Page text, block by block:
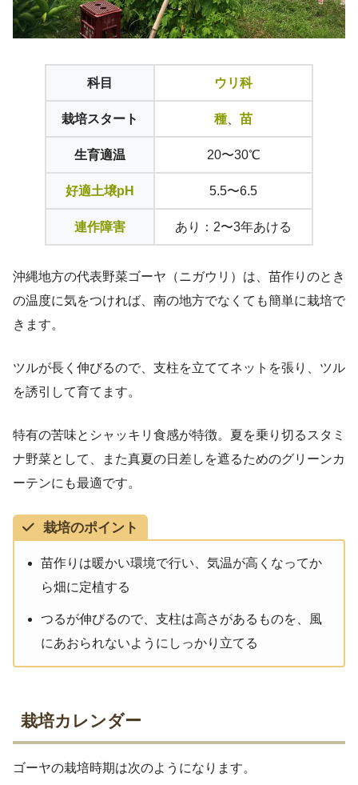
科目 ウリ科
栽培スタート 種 苗
生育適温 20〜30℃
好適土壌pH 5.5〜6.5
連作障害 あり：2〜3年あける
沖縄地方の代表野菜ゴーヤ（ニガウリ）は、苗作りのとき
の温度に気をつければ、南の地方でなくても簡単に栽培で
きます。
ツルが長く伸びるので、支柱を立ててネットを張り、ツル
を誘引して育てます。
特有の苦味とシャッキリ食感が特徴。夏を乗り切るスタミ
ナ野菜として、また真夏の日差しを遮るためのグリーンカ
ーテンにも最適です。
栽培のポイント
苗作りは暖かい環境で行い、気温が高くなってか
ら畑に定植する
つるが伸びるので、支柱は高さがあるものを、風
にあおられないようにしっかり立てる
栽培カレンダー
ゴーヤの栽培時期は次のようになります。